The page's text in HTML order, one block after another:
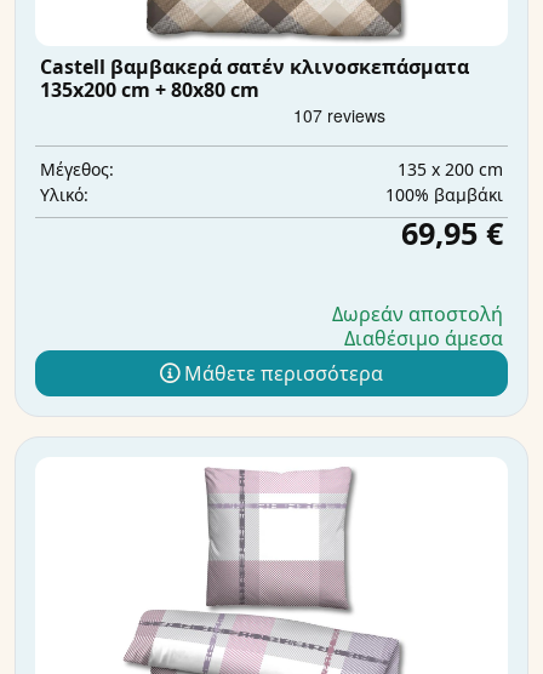
Castell βαμβακερά σατέν κλινοσκεπάσματα
135x200 cm + 80x80 cm
Μέγεθος:
135 x 200 cm
Υλικό:
100% βαμβάκι
69,95 €
Δωρεάν αποστολή
Διαθέσιμο άμεσα
Μάθετε περισσότερα